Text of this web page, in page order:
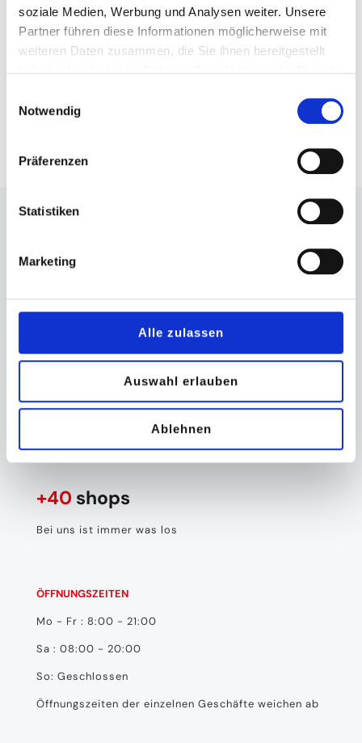
soziale Medien, Werbung und Analysen weiter. Unsere
Partner führen diese Informationen möglicherweise mit
weiteren Daten zusammen, die Sie ihnen bereitgestellt
Notwendig
Präferenzen
Statistiken
Marketing
Alle zulassen
Auswahl erlauben
Ablehnen
www.magdeburg.barrique.de
The famous Art of Spirit. Deutschlandweit.
Share
Center Regeln
Datenschutz
+40 shops
Bei uns ist immer was los
ÖFFNUNGSZEITEN
Mo - Fr : 8:00 - 21:00
Sa : 08:00 - 20:00
So: Geschlossen
Öffnungszeiten der einzelnen Geschäfte weichen ab